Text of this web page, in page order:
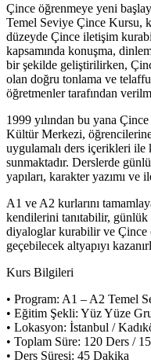
Çince öğrenmeye yeni
Temel Seviye Çince Kursu,
düzeyde Çince iletişim
kapsamında konuşma,
bir şekilde geliştirilirken,
olan doğru tonlama ve
öğretmenler tarafından
1999 yılından bu yana
Kültür Merkezi,
uygulamalı ders içerikleri ile
sunmaktadır. Derslerde
yapıları, karakter yazımı ve
A1 ve A2 kurlarını
kendilerini tanıtabilir, günlük
diyaloglar kurabilir ve Çince
geçebilecek altyapıyı
Kurs Bilgileri
• Program: A1 – A2 Temel
• Eğitim Şekli: Yüz Yüze
• Lokasyon: İstanbul /
• Toplam Süre: 120 Ders /
• Ders Süresi: 45 Dakika